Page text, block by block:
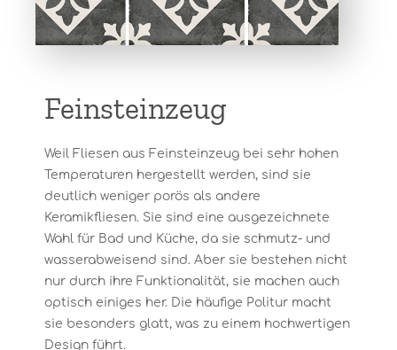
Feinsteinzeug
Weil Fliesen aus Feinsteinzeug bei sehr hohen
Temperaturen hergestellt werden, sind sie
deutlich weniger porös als andere
Keramikfliesen. Sie sind eine ausgezeichnete
Wahl für Bad und Küche, da sie schmutz- und
wasserabweisend sind. Aber sie bestehen nicht
nur durch ihre Funktionalität, sie machen auch
optisch einiges her. Die häufige Politur macht
sie besonders glatt, was zu einem hochwertigen
Design führt.